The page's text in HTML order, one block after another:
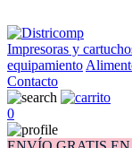
Impresoras y
equipamiento
Contacto
0